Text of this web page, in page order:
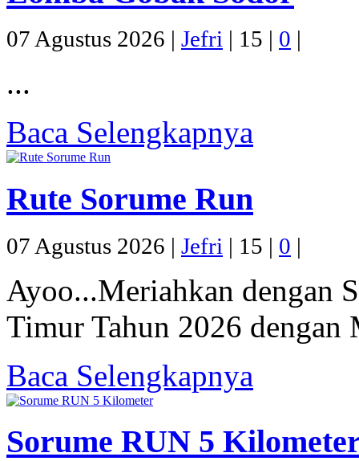
07 Agustus 2026 | Jefri | 15 | 0 |
...
Baca Selengkapnya
Rute Sorume Run
07 Agustus 2026 | Jefri | 15 | 0 |
Ayoo...Meriahkan dengan
Timur Tahun 2026
Baca Selengkapnya
Sorume RUN 5